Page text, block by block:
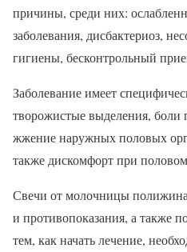
причины, среди них:
заболевания, дисбактериоз,
гигиены, бесконтрольный
Заболевание имеет
творожистые выделения, боли
жжение наружных половых
также дискомфорт при
Свечи от молочницы
и противопоказания, а также
тем, как начать лечение,